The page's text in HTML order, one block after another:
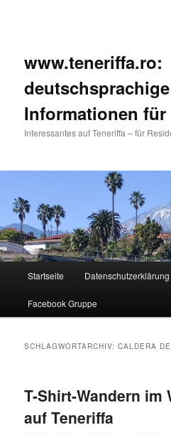
www.teneriffa.ro:
Informationen für
Interessantes auf Teneriffa – für
Zum
primären
Zum
sekundären
Startseite Datenschutzerklärung
Facebook Gruppe
SCHLAGWORTARCHIV:CALDERA
T-Shirt-Wandern im
auf Teneriffa